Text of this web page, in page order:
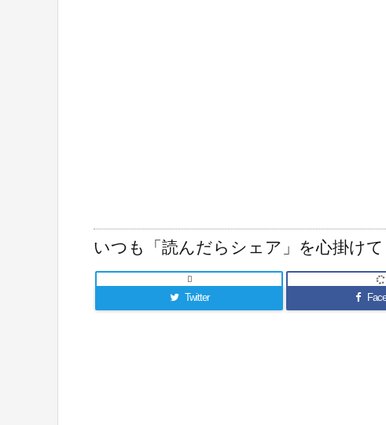
いつも「読んだらシェア」を心掛け
Twitter
